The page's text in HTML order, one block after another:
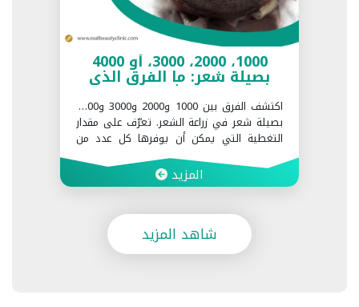
1000، 2000، 3000، أو 4000
بصيلة شعر: ما الفرق الذي
تحدثه؟
اكتشف الفرق بين 1000 و2000 و3000 و4000
بصيلة شعر في زراعة الشعر. تعرّف على مقدار
التغطية التي يمكن أن يوفرها كل عدد من
البصيلات وما العوامل التي تحدد العدد المناسب
لك في Realbeauty Clinic.
المزيد
شاهد المزيد